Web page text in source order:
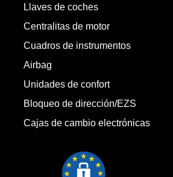
Llaves de coches
Centralitas de motor
Cuadros de instrumentos
Airbag
Unidades de confort
Bloqueo de dirección/EZS
Cajas de cambio electrónicas